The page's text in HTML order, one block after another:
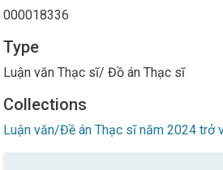
000018336
Type
Luận văn Thạc sĩ/ Đồ án Thạc sĩ
Collections
Luận văn/Đề án Thạc sĩ năm 2024 trở